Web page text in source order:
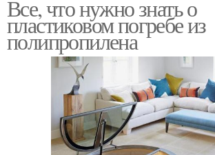
Все, что нужно знать о
пластиковом погребе из
полипропилена